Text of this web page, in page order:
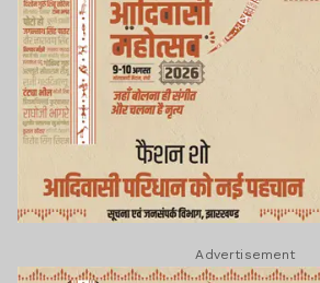
Advertisement